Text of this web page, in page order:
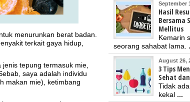
menurunkan berat badan.
terkait gaya hidup,
tepung termasuk mie,
saya adalah individu
makan mie), ketimbang
September
Hasil
Bersama
Mellitus
Kemarin
seorang sahabat lama.
August 26,
3 Tips
Sehat
Tidak
kekal ...